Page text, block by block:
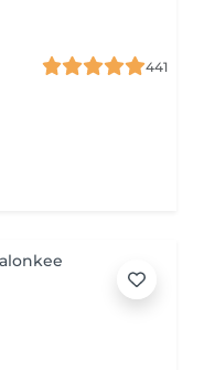
441